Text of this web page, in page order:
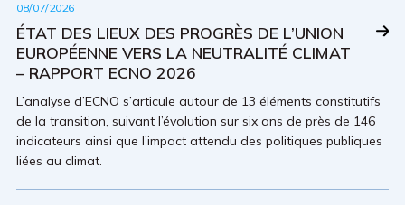
08/07/2026
ÉTAT DES LIEUX DES PROGRÈS DE L’UNION
EUROPÉENNE VERS LA NEUTRALITÉ CLIMAT
– RAPPORT ECNO 2026
L’analyse d’ECNO s’articule autour de 13 éléments constitutifs
de la transition, suivant l’évolution sur six ans de près de 146
indicateurs ainsi que l’impact attendu des politiques publiques
liées au climat.